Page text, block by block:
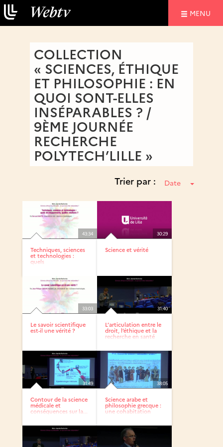
MENU
COLLECTION
« SCIENCES, ÉTHIQUE
ET PHILOSOPHIE : EN
QUOI SONT-ELLES
INSÉPARABLES ? /
9ÈME JOURNÉE
RECHERCHE
POLYTECH’LILLE »
Trier par : Date
43:34
Techniques, sciences
et technologies :
quels
30:29
Science et vérité
33:03
Le savoir scientifique
est-il une vérité ?
31:40
L’articulation entre le
droit, l’éthique et la
recherche en santé
31:49
Contour de la science
médicale et
conséquences sur la...
38:05
Science arabe et
philosophie grecque :
une cohabitation